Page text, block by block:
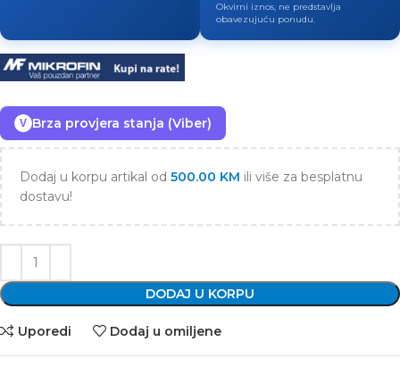
Okvirni iznos, ne predstavlja
obavezujuću ponudu.
V Brza provjera stanja (Viber)
Dodaj u korpu artikal od 500.00 KM ili više za besplatnu
dostavu!
DODAJ U KORPU
Uporedi Dodaj u omiljene